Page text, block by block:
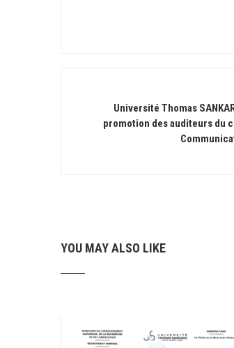
Université Thomas
promotion des auditeurs du
YOU MAY ALSO LIKE